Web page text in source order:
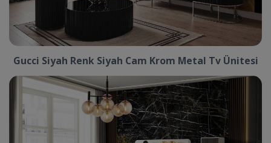
Gucci Siyah Renk Siyah Cam Krom Metal Tv Ünitesi